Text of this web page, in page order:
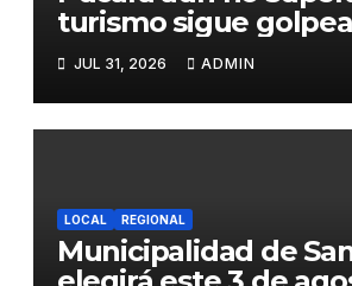
turismo sigue
alcaldesa exige al
Gobierno fondos
paralizadas
JUL 31, 2026 ADMIN
LOCAL REGIONAL
Municipalidad de